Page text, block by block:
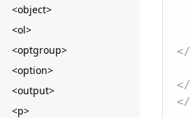
<object>
<ol>
<optgroup>
<option>
<output>
<p>
</
</
</